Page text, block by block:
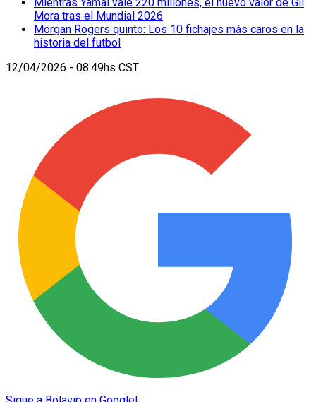
Mientras Yamal vale 220 millones, el nuevo valor de Gil
Mora tras el Mundial 2026
Morgan Rogers quinto: Los 10 fichajes más caros en la
historia del futbol
12/04/2026 - 08:49hs CST